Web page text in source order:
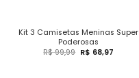
Kit 3 Camisetas Meninas Super
Poderosas
R$99,99 R$ 68,97